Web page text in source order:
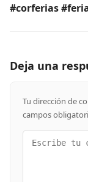
#corferias
Deja una
Tu dirección de
campos